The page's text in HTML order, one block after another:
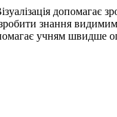
допомагає
знання
учням швидше